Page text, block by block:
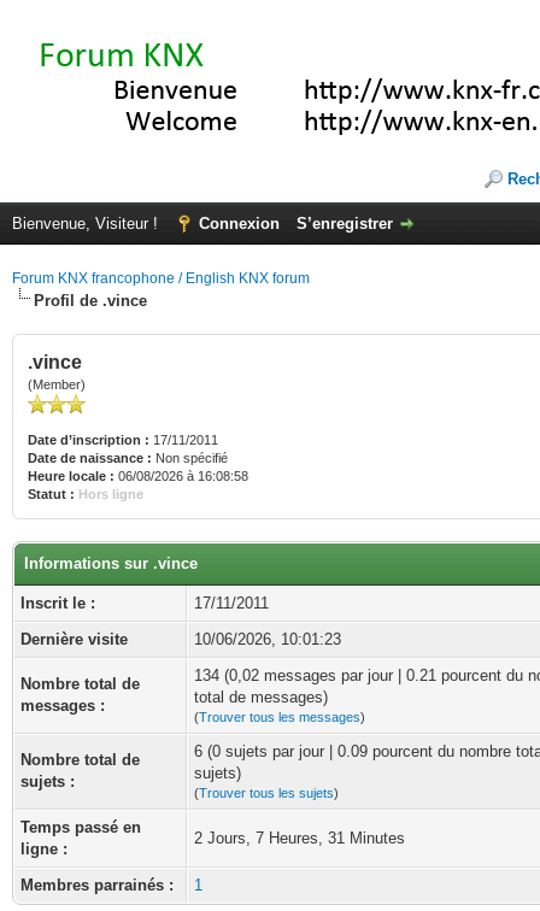
Bienvenue, Visiteur ! Connexion S’enregistrer
Forum KNX francophone / English KNX forum
Profil de .vince
.vince
(Member)
Date d’inscription : 17/11/2011
Date de naissance : Non spécifié
Heure locale : 06/08/2026 à 16:08:58
Statut : Hors ligne
Informations sur .vince
Inscrit le :
17/11/2011
Dernière visite
10/06/2026, 10:01:23
Nombre total de
messages :
134 (0,02 messages par jour | 0.21 pourcent du
total de messages)
(Trouver tous les messages)
Nombre total de
sujets :
6 (0 sujets par jour | 0.09 pourcent du nombre
sujets)
(Trouver tous les sujets)
Temps passé en
ligne :
2 Jours, 7 Heures, 31 Minutes
Membres parrainés : 1